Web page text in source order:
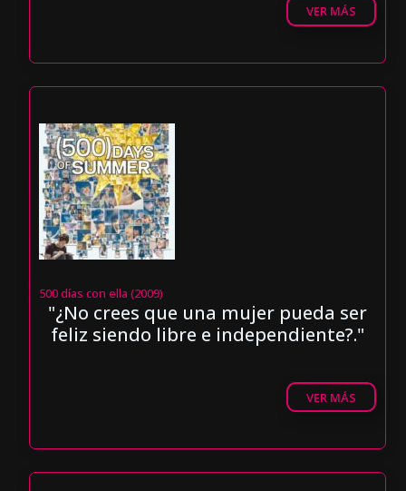
VER MÁS
500 días con ella (2009)
"¿No crees que una mujer pueda ser
feliz siendo libre e independiente?."
VER MÁS